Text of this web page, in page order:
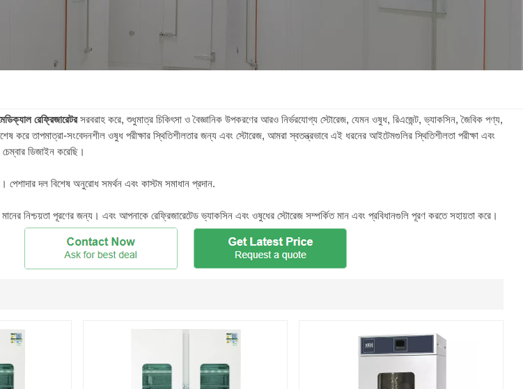
Melayu
বাংলা
রেফ্রিজারেটরসরবরাহ করে, শুধুমাত্র চিকিৎসা ও বৈজ্ঞানিক উপকরণের আরও নির্ভরযোগ্য স্টোরেজ, যেমন ওষুধ, রিএজেন্ট, ভ্যাকসিন, জৈবিক পণ্য,
করে তাপমাত্রা-সংবেদনশীল ওষুধ পরীক্ষার স্থিতিশীলতার জন্য এবং স্টোরেজ, আমরা স্বতন্ত্রভাবে এই ধরনের আইটেমগুলির স্থিতিশীলতা পরীক্ষা এবং
ডিজাইন করেছি।
পেশাদার দল বিশেষ অনুরোধ সমর্থন এবং কাস্টম সমাধান প্রদান.
মানের নিশ্চয়তা পূরণের জন্য। এবং আপনাকে রেফ্রিজারেটেড ভ্যাকসিন এবং ওষুধের স্টোরেজ সম্পর্কিত মান এবং প্রবিধানগুলি পূরণ করতে সহায়তা করে।